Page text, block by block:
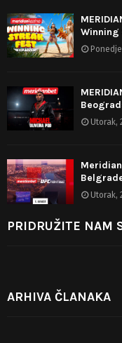
Winning
Utorak,
Utorak,
PRIDRUŽITE NAM
ARHIVA ČLANAKA